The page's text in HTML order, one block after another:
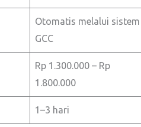
Otomatis melalui sistem
GCC
Rp 1.300.000 – Rp
1.800.000
1–3 hari